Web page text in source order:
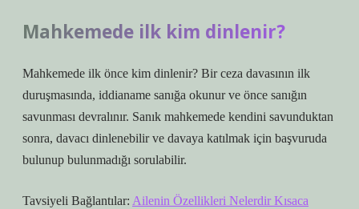
Mahkemede ilk kim dinlenir?
Mahkemede ilk önce kim dinlenir? Bir ceza davasının ilk
duruşmasında, iddianame sanığa okunur ve önce sanığın
savunması devralınır. Sanık mahkemede kendini savunduktan
sonra, davacı dinlenebilir ve davaya katılmak için başvuruda
bulunup bulunmadığı sorulabilir.
Tavsiyeli Bağlantılar: Ailenin Özellikleri Nelerdir Kısaca